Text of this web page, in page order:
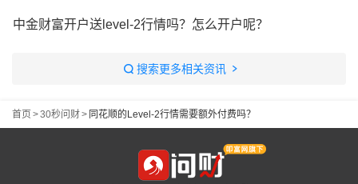
中金财富开户送level-2行情吗？怎么开户呢？
搜索更多相关资讯
首页 >30秒问财> 同花顺的Level-2行情需要额外付费吗？